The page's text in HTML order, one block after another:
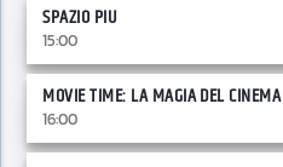
SPAZIO PIU
15:00
MOVIE TIME: LA MAGIA DEL CINEMA
16:00